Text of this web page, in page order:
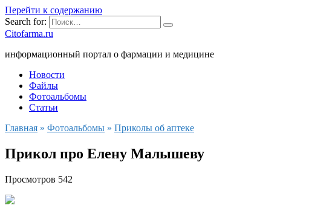
Перейти к содержанию
Search for:
Citofarma.ru
информационный портал о фармации и медицине
Новости
Файлы
Фотоальбомы
Статьи
Главная » Фотоальбомы » Приколы об аптеке
Прикол про Елену Малышеву
Просмотров 542